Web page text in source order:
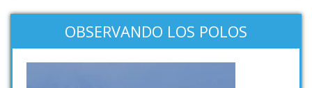
OBSERVANDO LOS POLOS